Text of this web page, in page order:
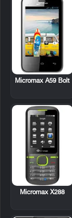
Micromax A59 Bolt
Micromax X288